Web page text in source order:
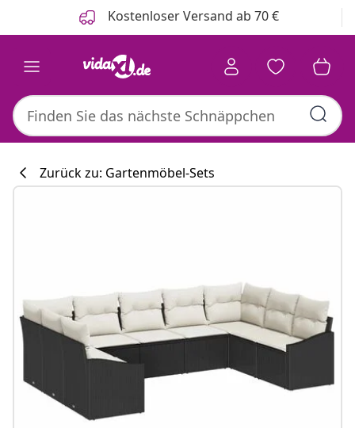
Kostenloser Versand ab 70 €
Zurück zu: Gartenmöbel-Sets